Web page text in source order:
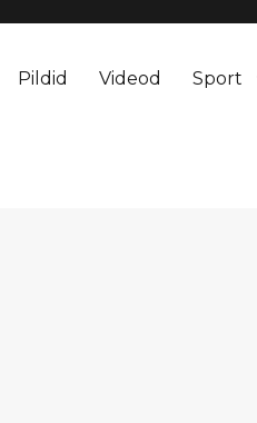
Pildid Videod Sport